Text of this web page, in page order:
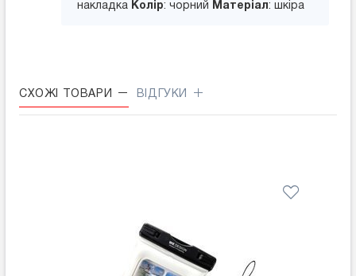
накладка Колір: чорний Матеріал: шкіра
СХОЖІ ТОВАРИ ВІДГУКИ